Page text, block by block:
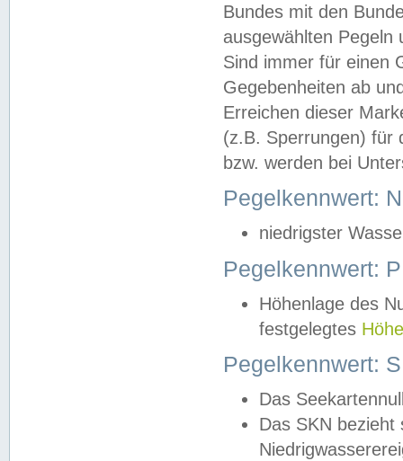
Bundes mit den
ausgewählten
Sind immer für einen
Gegebenheiten ab
Erreichen dieser
(z.B. Sperrungen) für
bzw. werden bei
Pegelkennwert:
niedrigster
Pegelkennwert:
Höhenlage des
festgelegtes
Pegelkennwert:
Das
Das SKN